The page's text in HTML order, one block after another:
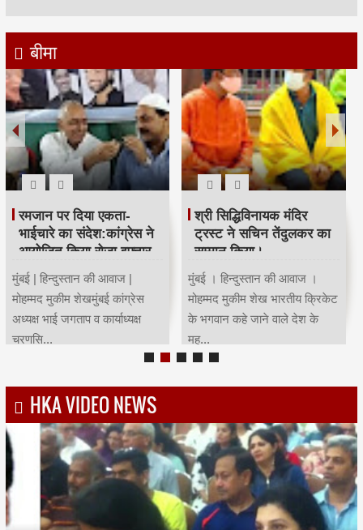
बीमा
रमजान पर दिया एकता-
भाईचारे का संदेश:कांग्रेस ने
आयोजित किया रोजा इफ्तार
मुंबई | हिन्दुस्तान की आवाज |
मोहम्मद मुकीम शेखमुंबई कांग्रेस
अध्यक्ष भाई जगताप व कार्याध्यक्ष
चरणसि...
श्री सिद्धिविनायक मंदिर
ट्रस्ट ने सचिन तेंदुलकर का
सम्मान किया।
मुंबई । हिन्दुस्तान की आवाज ।
मोहम्मद मुकीम शेख भारतीय क्रिकेट
के भगवान कहे जाने वाले देश के
मह...
HKA VIDEO NEWS